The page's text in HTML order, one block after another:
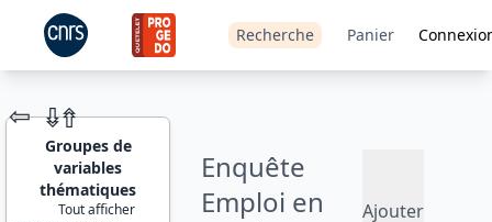
Recherche Panier
Enquête
Emploi en
Ajouter
⇦ ⇮⇮
Groupes de
variables
thématiques
Tout afficher